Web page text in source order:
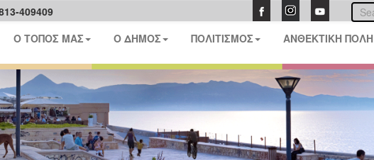
409409
Ο ΤΟΠΟΣ ΜΑΣ Ο ΔΗΜΟΣ ΠΟΛΙΤΙΣΜΟΣ ΑΝΘΕΚΤΙΚΗ ΠΟΛΗ